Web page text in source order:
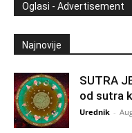
Oglasi - Advertisement
Najnovije
SUTRA
od sutra
Urednik -